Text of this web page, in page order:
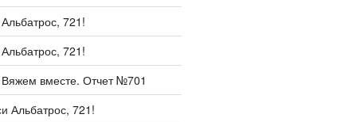
Альбатрос, 721!
Альбатрос, 721!
Вяжем вместе. Отчет №701
Альбатрос, 721!